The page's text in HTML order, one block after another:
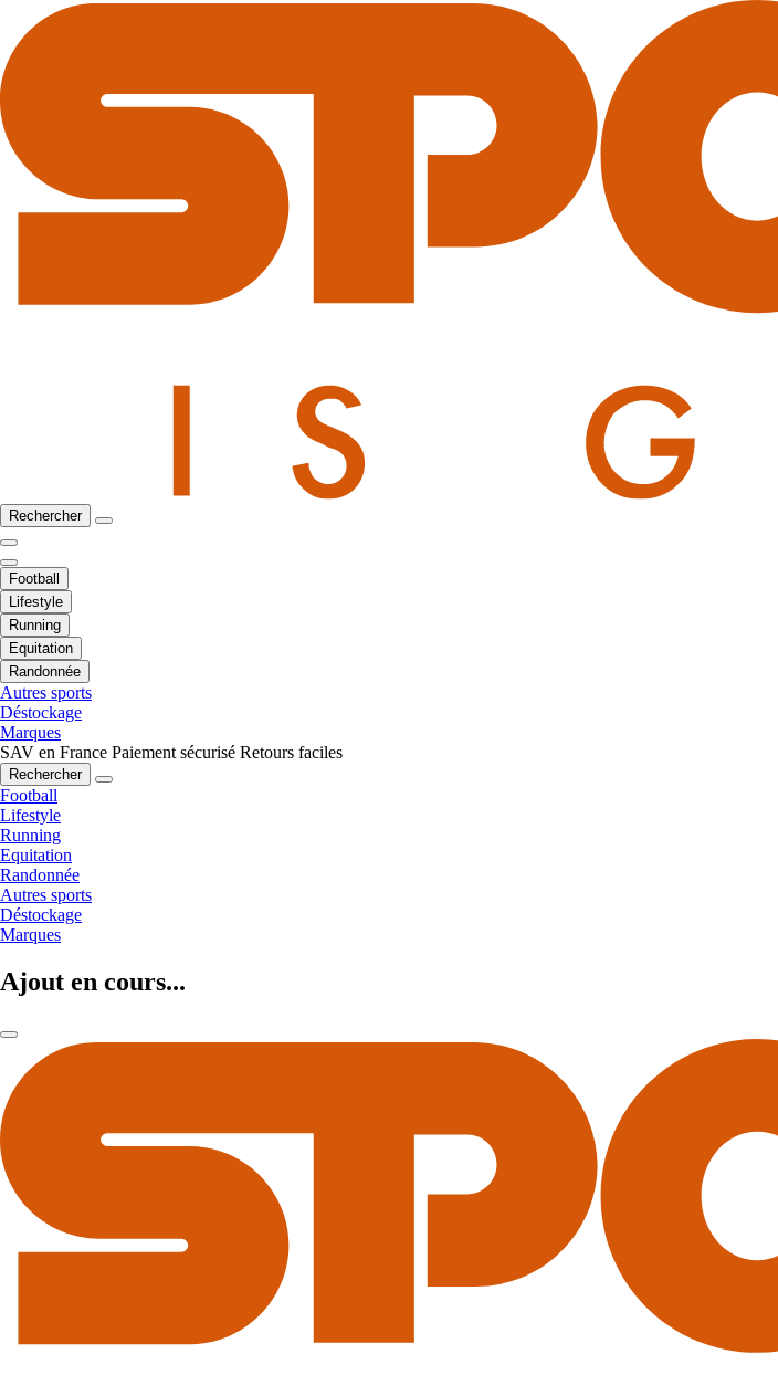
Rechercher
Football
Lifestyle
Running
Equitation
Randonnée
Autres sports
Déstockage
Marques
SAV en France Paiement sécurisé Retours faciles
Rechercher
Football
Lifestyle
Running
Equitation
Randonnée
Autres sports
Déstockage
Marques
Ajout en cours...